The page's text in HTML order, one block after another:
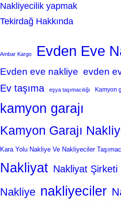
Nakliyecilik yapmak
Tekirdağ Hakkında
Ambar Kargo Evden Eve
Evden eve nakliye evden
Ev taşıma eşya taşımacılığı Kamyon
kamyon garajı
Kamyon Garajı
Kara Yolu Nakliye Ve Nakliyeciler
Nakliyat Nakliyat Şirketi
Nakliye nakliyeciler